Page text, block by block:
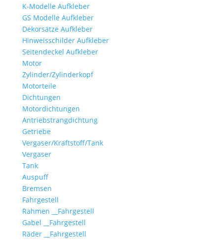
K-Modelle Aufkleber
GS Modelle Aufkleber
Dekorsätze Aufkleber
Hinweisschilder Aufkleber
Seitendeckel Aufkleber
Motor
Zylinder/Zylinderkopf
Motorteile
Dichtungen
Motordichtungen
Antriebstrangdichtung
Getriebe
Vergaser/Kraftstoff/Tank
Vergaser
Tank
Auspuff
Bremsen
Fahrgestell
Rahmen __Fahrgestell
Gabel __Fahrgestell
Räder __Fahrgestell